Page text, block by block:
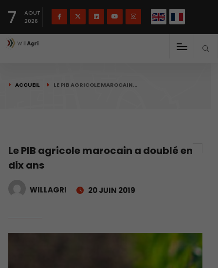
7
AOUT
2026
ACCUEIL LE PIB AGRICOLE MAROCAIN…
Le PIB agricole marocain a doublé en
dix ans
WILLAGRI 20 JUIN 2019
Français English(English)